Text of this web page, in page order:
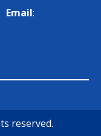
Email:
reserved.